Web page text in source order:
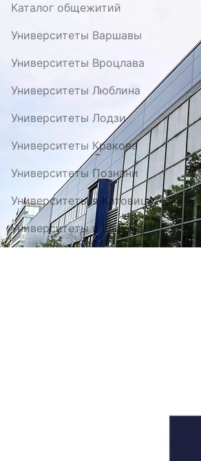
Каталог общежитий
Университеты Варшавы
Университеты Вроцлава
Университеты Люблина
Университеты Лодзи
Университеты Кракова
Университеты Познани
Университеты в Катовицах
Университеты в Гданску